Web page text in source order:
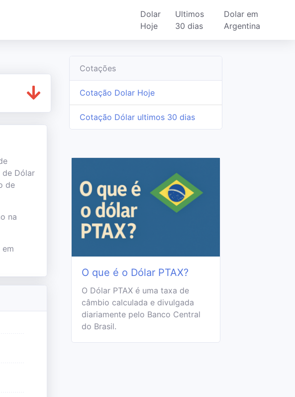
Dolar
Hoje
Ultimos
30 dias
Dolar em
Argentina
de Dólar
de
na
Cotações
Cotação Dolar Hoje
Cotação Dólar ultimos 30 dias
O que é o Dólar PTAX?
O Dólar PTAX é uma taxa de
câmbio calculada e divulgada
diariamente pelo Banco Central
do Brasil.